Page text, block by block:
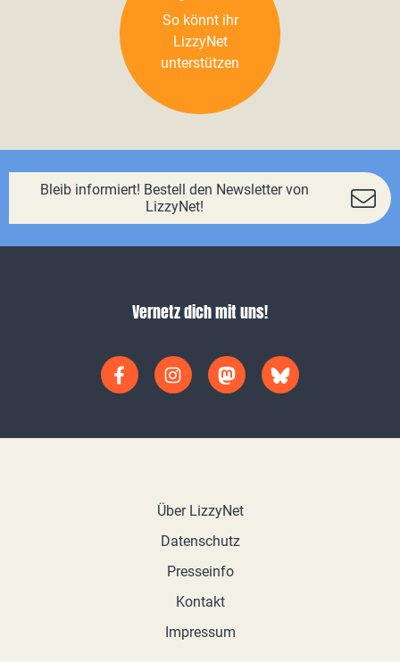
So könnt ihr
LizzyNet
unterstützen
Bleib informiert! Bestell den Newsletter von
LizzyNet!
Vernetz dich mit uns!
Über LizzyNet
Datenschutz
Presseinfo
Kontakt
Impressum